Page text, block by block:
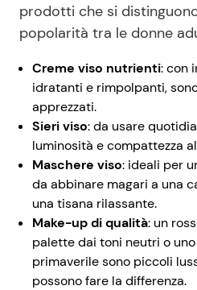
prodotti che si
popolarità tra le donne
Creme viso nutrienti: con
idratanti e rimpolpanti,
apprezzati.
Sieri viso: da usare
luminosità e compattezza
Maschere viso: ideali per
da abbinare magari a una
una tisana rilassante.
Make-up di qualità: un
palette dai toni neutri o
primaverile sono piccoli
possono fare la differenza.